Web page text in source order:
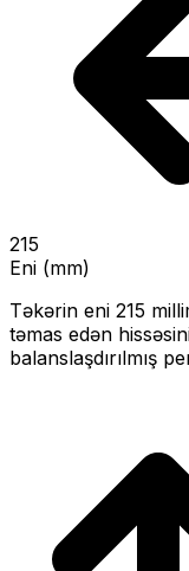
215
Eni (mm)
Təkərin eni 215
təmas edən
balanslaşdırılmış